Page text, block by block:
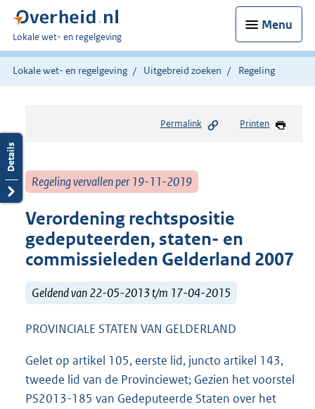
Menu
U
bent
hier:
Lokale wet- en regelgeving
Lokale wet- en regelgeving Uitgebreid zoeken Regeling
Permalink Printen
Regeling vervallen per 19-11-2019
Verordening rechtspositie
gedeputeerden, staten- en
commissieleden Gelderland 2007
Geldend van 22-05-2013 t/m 17-04-2015
PROVINCIALE STATEN VAN GELDERLAND
Gelet op artikel 105, eerste lid, juncto artikel 143,
tweede lid van de Provinciewet; Gezien het voorstel
PS2013-185 van Gedeputeerde Staten over het